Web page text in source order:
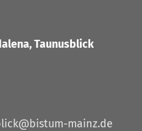
Taunusblick
mainz.de